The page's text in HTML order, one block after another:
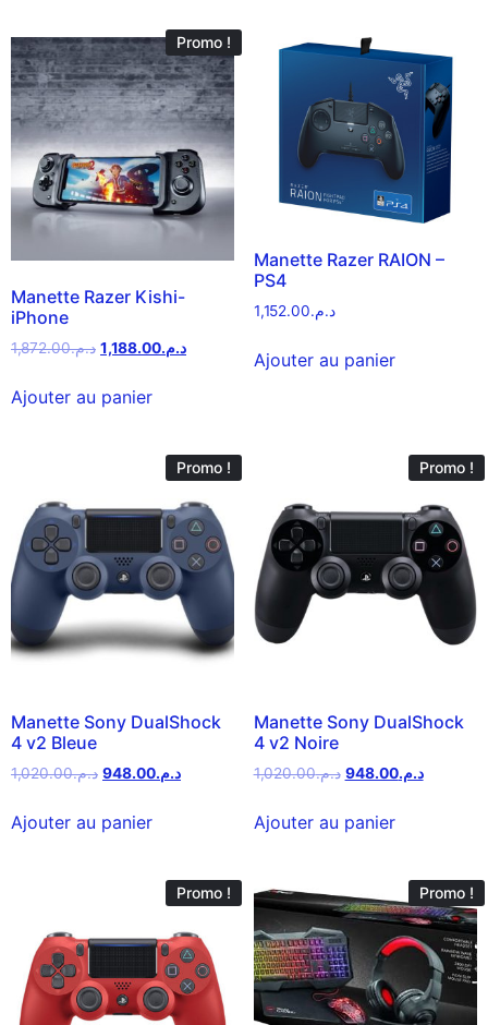
Promo !
Manette Razer Kishi-
iPhone
د.م.1,872.00 د.م.1,188.00
Ajouter au panier
Manette Razer RAION –
PS4
د.م.1,152.00
Ajouter au panier
Promo !
Manette Sony DualShock
4 v2 Bleue
د.م.1,020.00 د.م.948.00
Ajouter au panier
Promo !
Manette Sony DualShock
4 v2 Noire
د.م.1,020.00 د.م.948.00
Ajouter au panier
Promo ! Promo !